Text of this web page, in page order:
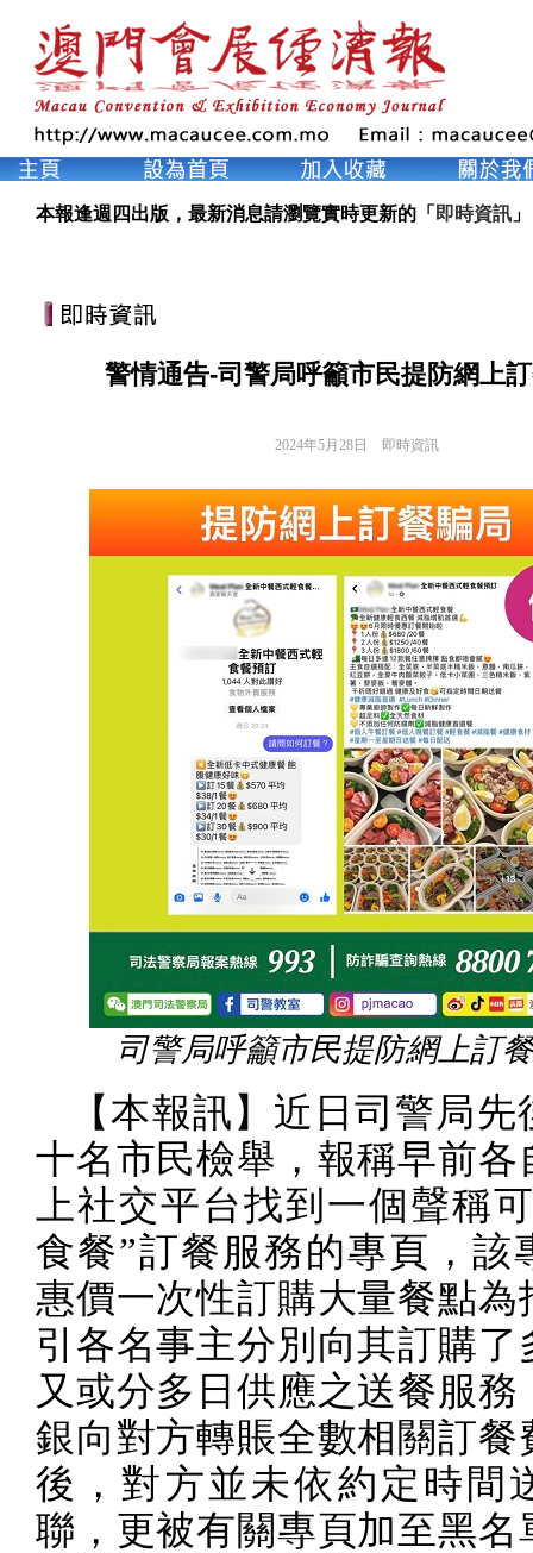
本報逢週四出版，最新消息請瀏覽實時更新的「 即時資訊 」
警情通告-司警局呼籲市民提防網上
2024年5月28日 即時資訊
司警局呼籲市民提防網上訂
【本報訊】近日司警局
十名市民檢舉，報稱早前各
上社交平台找到一個聲稱
食餐”訂餐服務的專頁，該
惠價一次性訂購大量餐點為
引各名事主分別向其訂購了
又或分多日供應之送餐服務
銀向對方轉賬全數相關訂餐
後，對方並未依約定時間
聯，更被有關專頁加至黑名